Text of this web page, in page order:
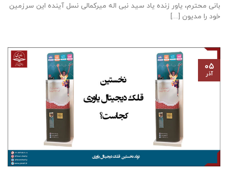
بانی محترم، یاور زنده ياد سيد نبی اله ميركمالی نسل آینده این سرزمین
خود را مدیون [...]
۰۵
آذر